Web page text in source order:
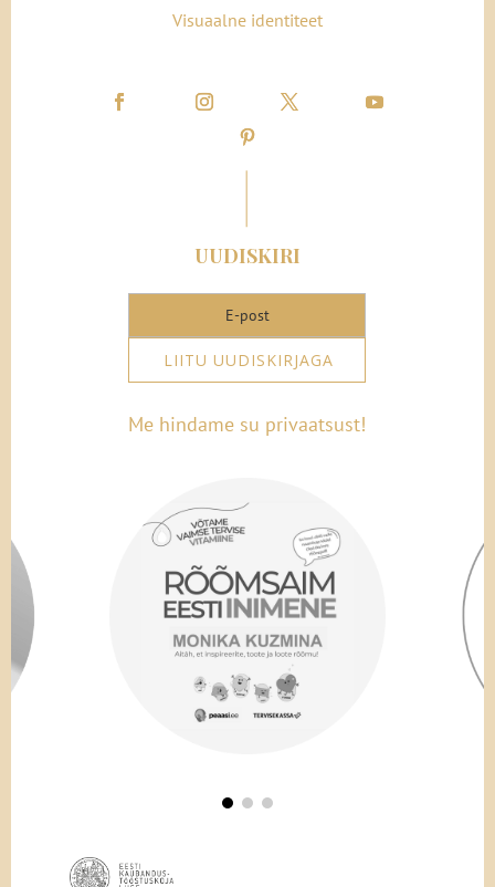
UUDISKIRI
LIITU UUDISKIRJAGA
Me hindame su privaatsust!
Visuaalne identiteet